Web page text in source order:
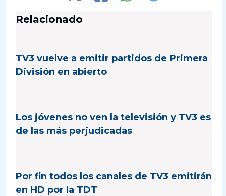
Relacionado
TV3 vuelve a emitir partidos de Primera
División en abierto
Los jóvenes no ven la televisión y TV3 es
de las más perjudicadas
Por fin todos los canales de TV3 emitirán
en HD por la TDT